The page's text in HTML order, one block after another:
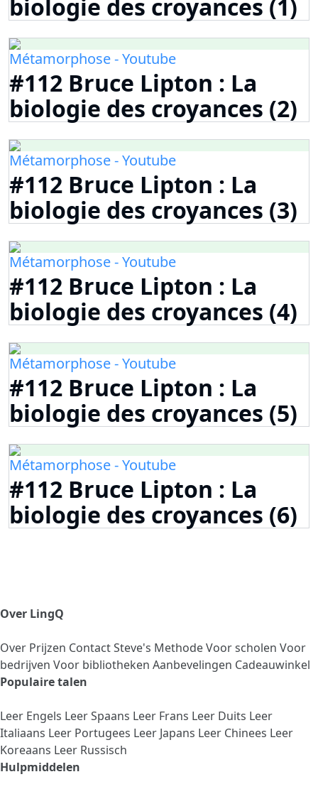
biologie des croyances (1)
Métamorphose - Youtube
#112 Bruce Lipton : La
biologie des croyances (2)
Métamorphose - Youtube
#112 Bruce Lipton : La
biologie des croyances (3)
Métamorphose - Youtube
#112 Bruce Lipton : La
biologie des croyances (4)
Métamorphose - Youtube
#112 Bruce Lipton : La
biologie des croyances (5)
Métamorphose - Youtube
#112 Bruce Lipton : La
biologie des croyances (6)
Over LingQ
Over Prijzen ContactSteve's MethodeVoor scholen Voor
bedrijven Voor bibliotheken Aanbevelingen Cadeauwinkel
Populaire talen
Leer Engels Leer Spaans Leer Frans Leer Duits Leer
Italiaans Leer Portugees Leer Japans Leer Chinees Leer
Koreaans Leer Russisch
Hulpmiddelen